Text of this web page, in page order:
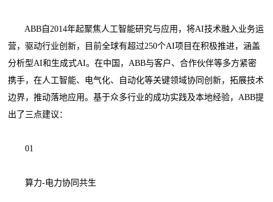
ABB自2014年起聚焦人工智能研究与应用，将AI技术融入业务运
营，驱动行业创新，目前全球有超过250个AI项目在积极推进，涵盖
分析型AI和生成式AI。在中国，ABB与客户、合作伙伴等多方紧密
携手，在人工智能、电气化、自动化等关键领域协同创新，拓展技术
边界，推动落地应用。基于众多行业的成功实践及本地经验，ABB提
出了三点建议：
01
算力-电力协同共生